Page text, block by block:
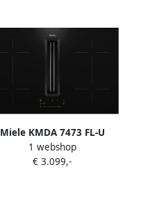
Miele KMDA 7473 FL-U
Inductie kookplaat met
afzuiging Zwart
1 webshop
€ 3.099,-